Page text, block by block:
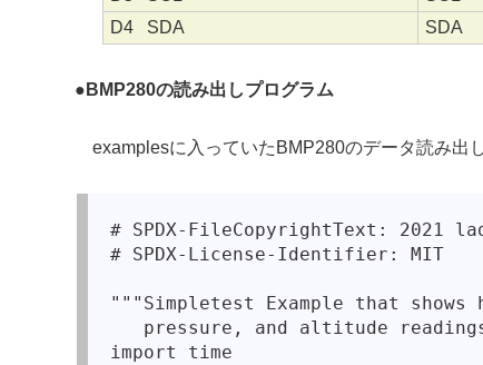
D4 SDA
SDA
● BMP280の読み出しプログラム
examplesに入っていたBMP280のデータ読み出
# SPDX-FileCopyrightText: 2021
# SPDX-License-Identifier: MIT
"""Simpletest Example that shows
pressure, and altitude
import time